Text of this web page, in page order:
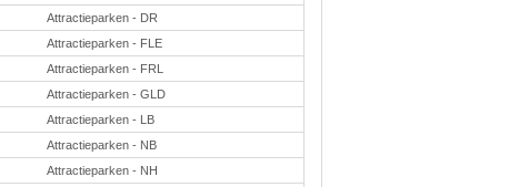
Attractieparken - DR
Attractieparken - FLE
Attractieparken - FRL
Attractieparken - GLD
Attractieparken - LB
Attractieparken - NB
Attractieparken - NH